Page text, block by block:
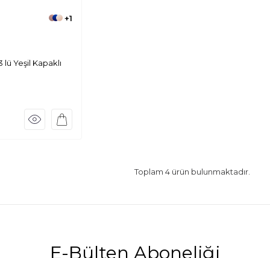
+1
Yeşil Kapaklı
Toplam 4 ürün bulunmaktadır.
E-Bülten Aboneliği